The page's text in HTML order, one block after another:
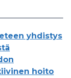
yhdistys
hoito